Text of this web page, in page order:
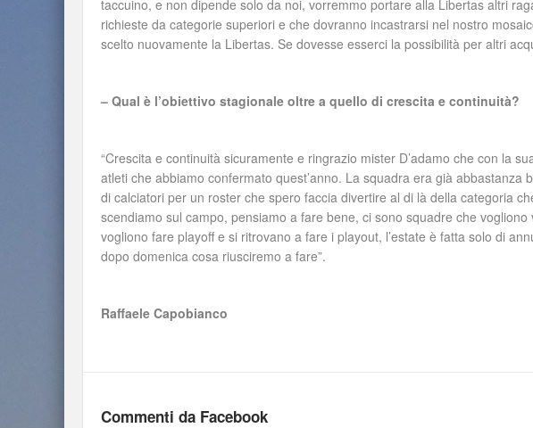
taccuino, e non dipende solo da noi, vorremmo portare alla Libertas altri
richieste da categorie superiori e che dovranno incastrarsi nel nostro
scelto nuovamente la Libertas. Se dovesse esserci la possibilità per altri
– Qual è l’obiettivo stagionale oltre a quello di crescita e continuità?
“Crescita e continuità sicuramente e ringrazio mister D’adamo che con la
atleti che abbiamo confermato quest’anno. La squadra era già
di calciatori per un roster che spero faccia divertire al di là della categoria
scendiamo sul campo, pensiamo a fare bene, ci sono squadre che
vogliono fare playoff e si ritrovano a fare i playout, l’estate è fatta solo di
dopo domenica cosa riusciremo a fare”.
Raffaele Capobianco
Commenti da Facebook